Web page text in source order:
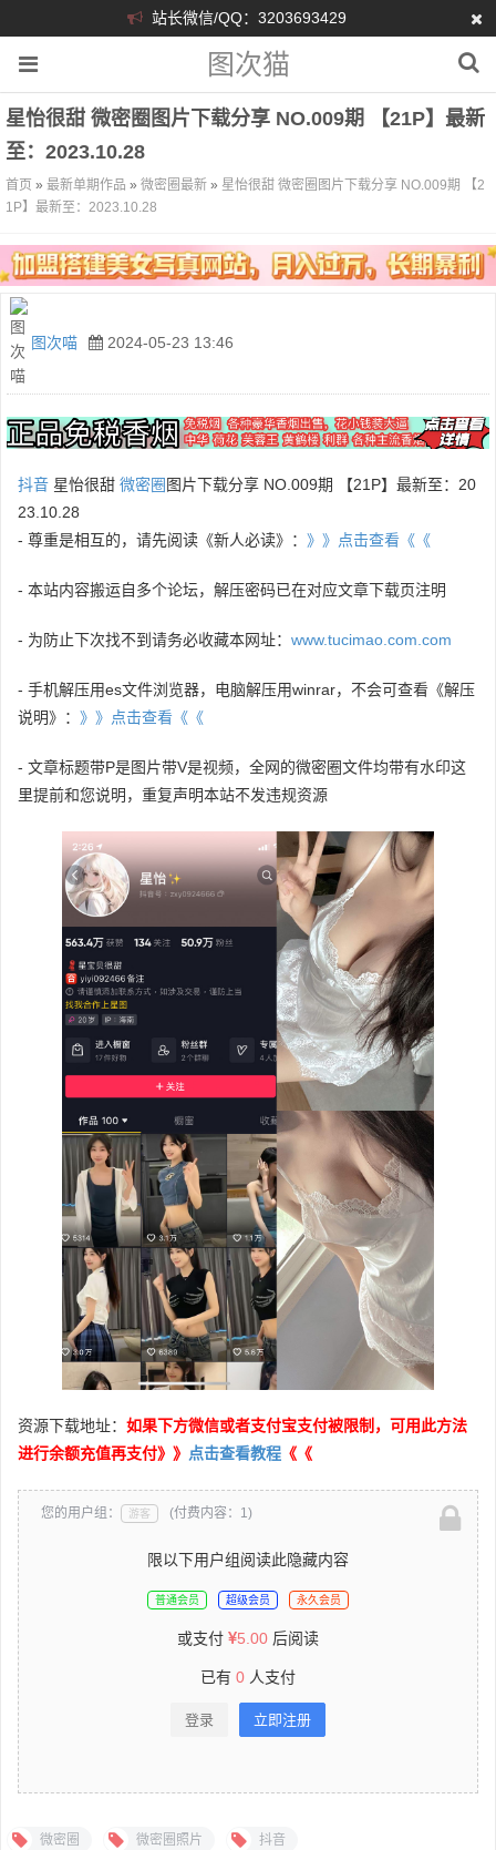
站长微信/QQ：3203693429
图次猫
星怡很甜 微密圈图片下载分享 NO.009期 【21P】最新
至：2023.10.28
首页 » 最新单期作品 » 微密圈最新 » 星怡很甜 微密圈图片下载分享 NO.009期 【2
1P】最新至：2023.10.28
图次喵 2024-05-23 13:46
抖音 星怡很甜 微密圈 图片下载分享 NO.009期 【21P】最新至：20
23.10.28
- 尊重是相互的，请先阅读《新人必读》： 》》点击查看《《
- 本站内容搬运自多个论坛，解压密码已在对应文章下载页注明
- 为防止下次找不到请务必收藏本网址： www.tucimao.com.com
- 手机解压用es文件浏览器，电脑解压用winrar，不会可查看《解压
说明》： 》》点击查看《《
- 文章标题带P是图片带V是视频，全网的微密圈文件均带有水印这
里提前和您说明，重复声明本站不发违规资源
资源下载地址： 如果下方微信或者支付宝支付被限制，可用此方法
进行余额充值再支付》》 点击查看教程 《《
您的用户组： 游客 (付费内容：1)
限以下用户组阅读此隐藏内容
普通会员 超级会员 永久会员
或支付 5.00 后阅读
已有 0 人支付
登录 立即注册
微密圈 微密圈照片 抖音